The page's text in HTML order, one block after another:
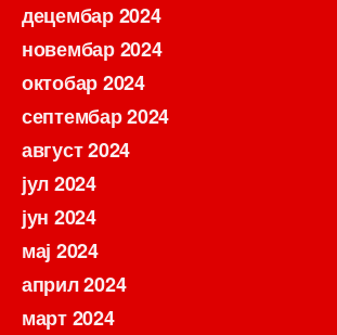
децембар 2024
новембар 2024
октобар 2024
септембар 2024
август 2024
јул 2024
јун 2024
мај 2024
април 2024
март 2024